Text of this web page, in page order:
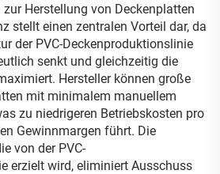
Herstellung von Deckenplatten
stellt einen zentralen Vorteil dar, da
der PVC-Deckenproduktionslinie
senkt und gleichzeitig die
Hersteller können große
mit minimalem manuellem
zu niedrigeren Betriebskosten pro
Gewinnmargen führt. Die
von der PVC-
erzielt wird, eliminiert Ausschuss